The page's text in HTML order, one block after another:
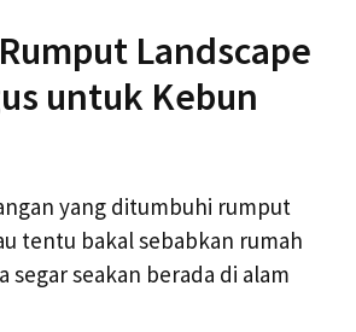
Landscape
untuk Kebun
yang ditumbuhi rumput
tentu bakal sebabkan rumah
segar seakan berada di alam